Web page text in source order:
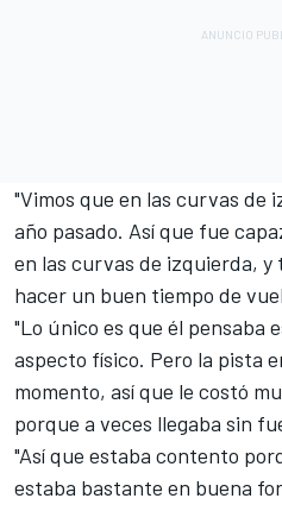
"Vimos que en las curvas de
año pasado. Así que fue
en las curvas de izquierda, y
hacer un buen tiempo de
"Lo único es que él pensaba
aspecto físico. Pero la pista
momento, así que le costó
porque a veces llegaba sin
"Así que estaba contento
estaba bastante en buena